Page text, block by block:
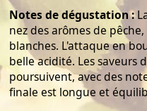
Notes de dégustation :
nez des arômes de
blanches. L'attaque en
belle acidité. Les saveurs
poursuivent, avec des
finale est longue et